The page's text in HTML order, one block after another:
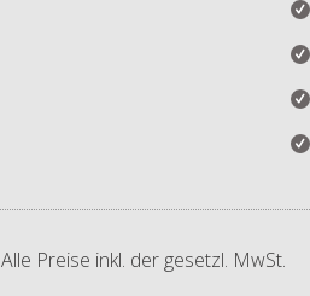
Alle Preise inkl. der gesetzl. MwSt.